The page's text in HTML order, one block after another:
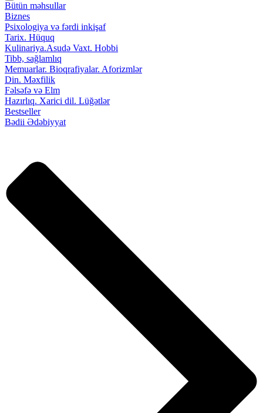
Bütün məhsullar
Biznes
Psixologiya və fərdi inkişaf
Tarix. Hüquq
Kulinariya.Asudə Vaxt. Hobbi
Tibb, sağlamlıq
Memuarlar. Bioqrafiyalar. Aforizmlər
Din. Məxfilik
Fəlsəfə və Elm
Hazırlıq. Xarici dil. Lüğətlər
Bestseller
Bədii Ədəbiyyat